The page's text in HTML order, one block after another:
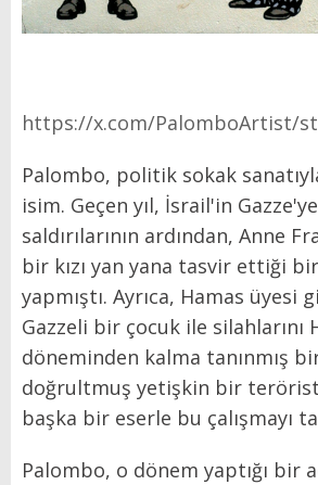
https://x.com/PalomboArtist/
Palombo, politik sokak
isim. Geçen yıl, İsrail'in
saldırılarının ardından, Anne
bir kızı yan yana tasvir ettiği
yapmıştı. Ayrıca, Hamas üyesi
Gazzeli bir çocuk ile silahlarını
döneminden kalma tanınmış
doğrultmuş yetişkin bir
başka bir eserle bu çalışmayı
Palombo, o dönem yaptığı bir